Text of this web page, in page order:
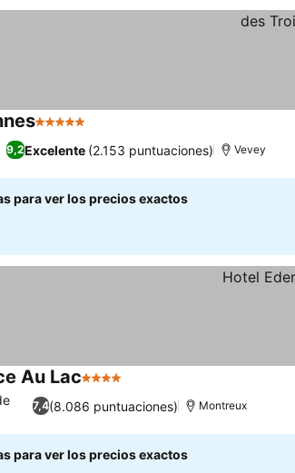
5 Estrellas
9,2Excelente (2.153 puntuaciones) Vevey
para ver los precios exactos
Au Lac4 Estrellas
7,4(8.086 puntuaciones) Montreux
para ver los precios exactos